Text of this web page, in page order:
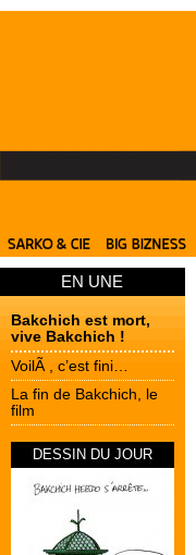
EN UNE
Bakchich est mort,
vive Bakchich !
VoilÃ , c’est fini…
La fin de Bakchich, le
film
DESSIN DU JOUR